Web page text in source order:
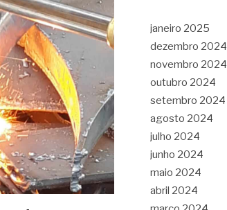
janeiro 2025
dezembro 2024
novembro 2024
outubro 2024
setembro 2024
agosto 2024
julho 2024
junho 2024
maio 2024
abril 2024